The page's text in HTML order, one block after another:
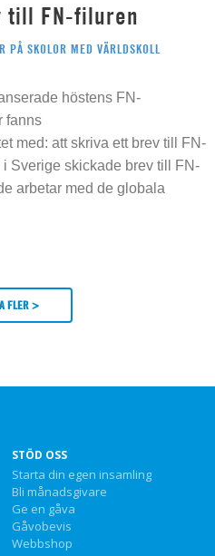
till FN-filuren
PÅ SKOLOR MED VÄRLDSKOLL
höstens FN-
fanns
med: att skriva ett brev till FN-
Sverige skickade brev till FN-
arbetar med de globala
FLER >
STÖD OSS
Starta din egen insamling
Bli månadsgivare
Ge en gåva
Gåvobevis
Webbshop